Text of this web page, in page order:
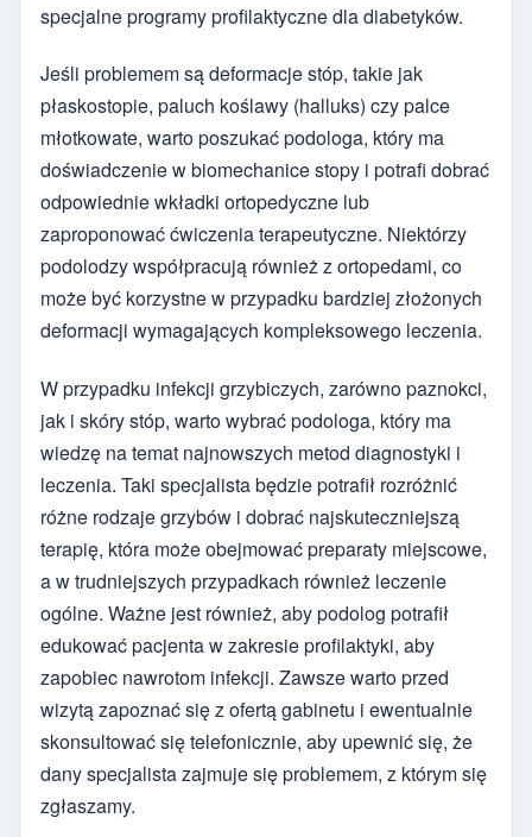
specjalne programy profilaktyczne dla diabetyków.
Jeśli problemem są deformacje stóp, takie jak
płaskostopie, paluch koślawy (halluks) czy palce
młotkowate, warto poszukać podologa, który ma
doświadczenie w biomechanice stopy i potrafi dobrać
odpowiednie wkładki ortopedyczne lub
zaproponować ćwiczenia terapeutyczne. Niektórzy
podolodzy współpracują również z ortopedami, co
może być korzystne w przypadku bardziej złożonych
deformacji wymagających kompleksowego leczenia.
W przypadku infekcji grzybiczych, zarówno paznokci,
jak i skóry stóp, warto wybrać podologa, który ma
wiedzę na temat najnowszych metod diagnostyki i
leczenia. Taki specjalista będzie potrafił rozróżnić
różne rodzaje grzybów i dobrać najskuteczniejszą
terapię, która może obejmować preparaty miejscowe,
a w trudniejszych przypadkach również leczenie
ogólne. Ważne jest również, aby podolog potrafił
edukować pacjenta w zakresie profilaktyki, aby
zapobiec nawrotom infekcji. Zawsze warto przed
wizytą zapoznać się z ofertą gabinetu i ewentualnie
skonsultować się telefonicznie, aby upewnić się, że
dany specjalista zajmuje się problemem, z którym się
zgłaszamy.